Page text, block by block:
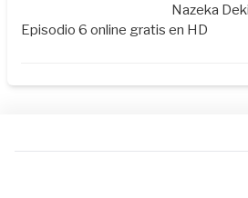
Nazeka
Episodio 6 online gratis en HD